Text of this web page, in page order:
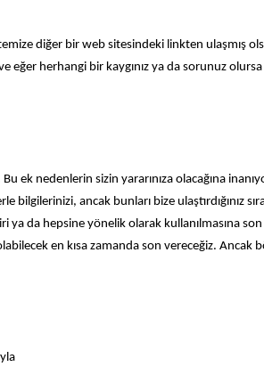
diğer bir web sitesindeki linkten ulaşmış
eğer herhangi bir kaygınız ya da sorunuz
ek nedenlerin sizin yararınıza olacağına
bilgilerinizi, ancak bunları bize ulaştırdığınız
ya da hepsine yönelik olarak kullanılmasına
en kısa zamanda son vereceğiz. Ancak